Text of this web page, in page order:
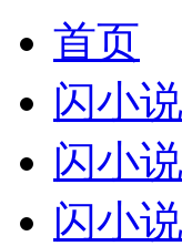
首页
闪小
闪小
闪小